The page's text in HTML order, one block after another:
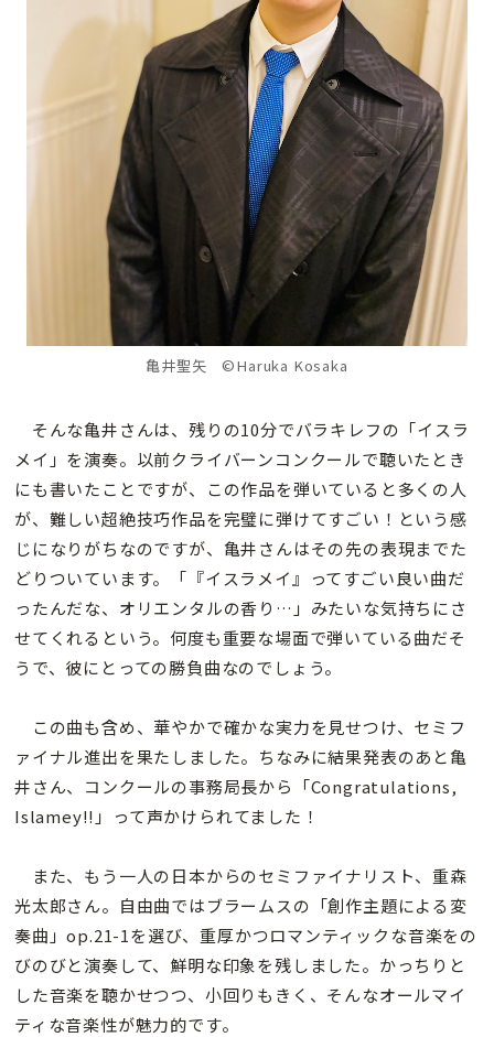
亀井聖矢 ©Haruka Kosaka
そんな亀井さんは、残りの10分でバラキレフの「イスラ
メイ」を演奏。以前クライバーンコンクールで聴いたとき
にも書いたことですが、この作品を弾いていると多くの人
が、難しい超絶技巧作品を完璧に弾けてすごい！という感
じになりがちなのですが、亀井さんはその先の表現までた
どりついています。「『イスラメイ』ってすごい良い曲だ
ったんだな、オリエンタルの香り…」みたいな気持ちにさ
せてくれるという。何度も重要な場面で弾いている曲だそ
うで、彼にとっての勝負曲なのでしょう。
この曲も含め、華やかで確かな実力を見せつけ、セミフ
ァイナル進出を果たしました。ちなみに結果発表のあと亀
井さん、コンクールの事務局長から「Congratulations,
Islamey!!」って声かけられてました！
また、もう一人の日本からのセミファイナリスト、重森
光太郎さん。自由曲ではブラームスの「創作主題による変
奏曲」op.21-1を選び、重厚かつロマンティックな音楽をの
びのびと演奏して、鮮明な印象を残しました。かっちりと
した音楽を聴かせつつ、小回りもきく、そんなオールマイ
ティな音楽性が魅力的です。